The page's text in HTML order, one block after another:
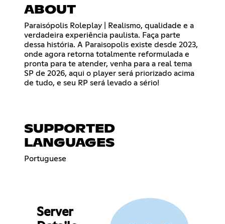
ABOUT
Paraisópolis Roleplay | Realismo, qualidade e a
verdadeira experiência paulista. Faça parte
dessa história. A Paraisopolis existe desde 2023,
onde agora retorna totalmente reformulada e
pronta para te atender, venha para a real tema
SP de 2026, aqui o player será priorizado acima
de tudo, e seu RP será levado a sério!
SUPPORTED
LANGUAGES
Portuguese
Server